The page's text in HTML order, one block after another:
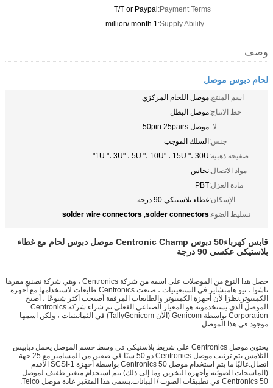
Payment Terms:
T/T or Paypal
Supply Ability:
1 million/ month
وصف
لحام دبوس موصل
اسم المنتج:موصل اللحام المركزي
خط الانتاج:موصل البطل
لا.:موصل 50pin 25pairs
جنس:السلك الموجب
صفيحة ذهبية:1U "، 3U" ، 5U "، 10U" ، 15U "، 30U"
مواد الاتصال:نحاس
مادة العزل:PBT
الإسكان:غطاء بلاستيكي 90 درجة
تسليط الضوء:solder connectors
,
solder wire connectors
قابس كهرباء50 دبوس Centronic Champ موصل دبوس لحام مع غطاء
بلاستيكي عكسي 90 درجة
حصل هذا النوع من الموصلات على اسمه من شركة Centronics ، وهي شركة تصنيع مقرها
ناشوا ، نيو هامبشاير.في السبعينيات ، صنعت Centronics طابعات لاستخدامها مع أجهزة
الكمبيوتر.نظرًا لأن أجهزة الكمبيوتر والطابعات المرفقة أصبحت أكثر شيوعًا ، أصبح
الموصل الذي يستخدمونه هو المعيار الصناعي الفعلي.تم شراء شركة Centronics
Corporation بواسطة Genicom (الآن TallyGenicom) في الثمانينيات ، ولكن اسمها
موجود في هذا الموصل.
يحتوي موصل Centronics على شريط بلاستيكي في وسط جسم الموصل يحمل دبابيس
التلامس.يتم ترتيب موصل Centronics ذو 50 سنًا في صفين من المسامير مع 25 جهة
اتصال.غالبًا ما يتم استخدام موصل Centronics 50 بواسطة أجهزة SCSI-1 الأقدم
(الماسحات الضوئية وأجهزة التخزين وما إلى ذلك).يتم استخدام متغير طفيف لموصل
Centronics 50 في تطبيقات الصوت / البيانات.يسمى هذا المتغير عادة موصل Telco.